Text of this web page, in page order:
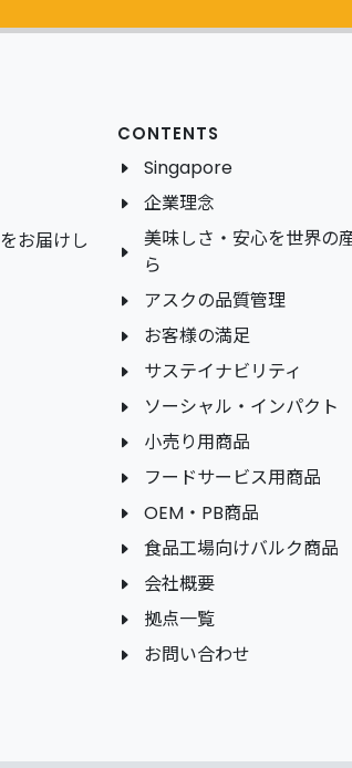
をお届けし
CONTENTS
Singapore
企業理念
美味しさ・安心を世界の
ら
アスクの品質管理
お客様の満足
サステイナビリティ
ソーシャル・インパクト
小売り用商品
フードサービス用商品
OEM・PB商品
食品工場向けバルク商品
会社概要
拠点一覧
お問い合わせ